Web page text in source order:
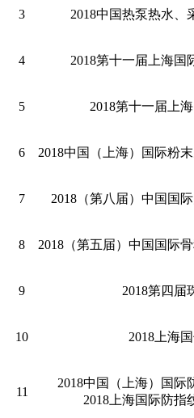
3 2018中国热泵热水、
4 2018第十一届上海国
5 2018第十一届上
6 2018中国（上海）国际粉
7 2018（第八届）中国国
8 2018（第五届）中国国际
9 2018第四届
10 2018上海
11
2018中国（上海）国
2018上海国际防指